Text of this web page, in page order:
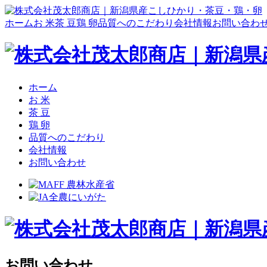
ホームお 米茶 豆鶏 卵品質へのこだわり 会社情報お問い合わ
ホーム
お 米
茶 豆
鶏 卵
品質へのこだわり
会社情報
お問い合わせ